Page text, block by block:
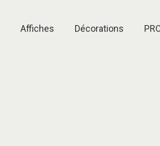
Affiches Décorations